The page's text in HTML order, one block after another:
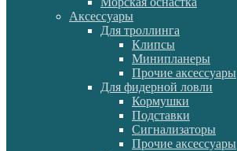
Аксессуары
Для троллинга
Клипсы
Минипланеры
Прочие аксессуары
Для фидерной ловли
Кормушки
Подставки
Сигнализаторы
Прочие аксессуары